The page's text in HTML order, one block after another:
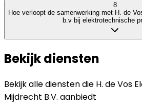
8
Hoe verloopt de samenwerking met H. de
b.v bij elektrotechnische
Bekijk diensten
Bekijk alle diensten die H. de Vos
Mijdrecht B.V. aanbiedt